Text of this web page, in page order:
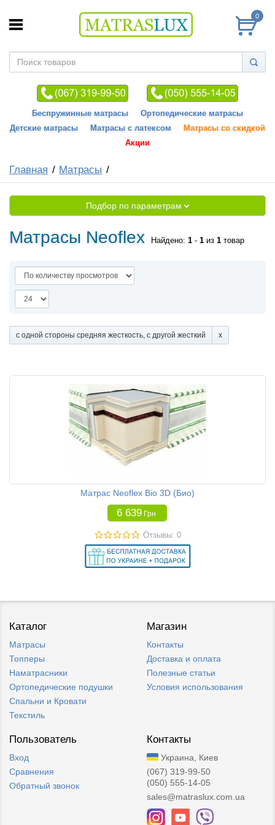
0
Беспружинные матрасы
Ортопедические матрасы
Детские матрасы
Матрасы с латексом
Матрасы со скидкой
Акции
Главная Матрасы
Подбор по параметрам
Матрасы Neoflex Найдено: 1 - 1 из 1 товар
с одной стороны средняя жесткость, с другой жесткий
Матрас Neoflex Bio 3D (Био)
6 639 Грн
Отзывы: 0
Каталог
Матрасы
Топперы
Наматрасники
Ортопедические подушки
Спальни и Кровати
Текстиль
Магазин
Контакты
Доставка и оплата
Полезные статьи
Условия использования
Пользователь
Вход
Сравнения
Обратный звонок
Контакты
Украина, Киев
(067) 319-99-50
(050) 555-14-05
sales@matraslux.com.ua